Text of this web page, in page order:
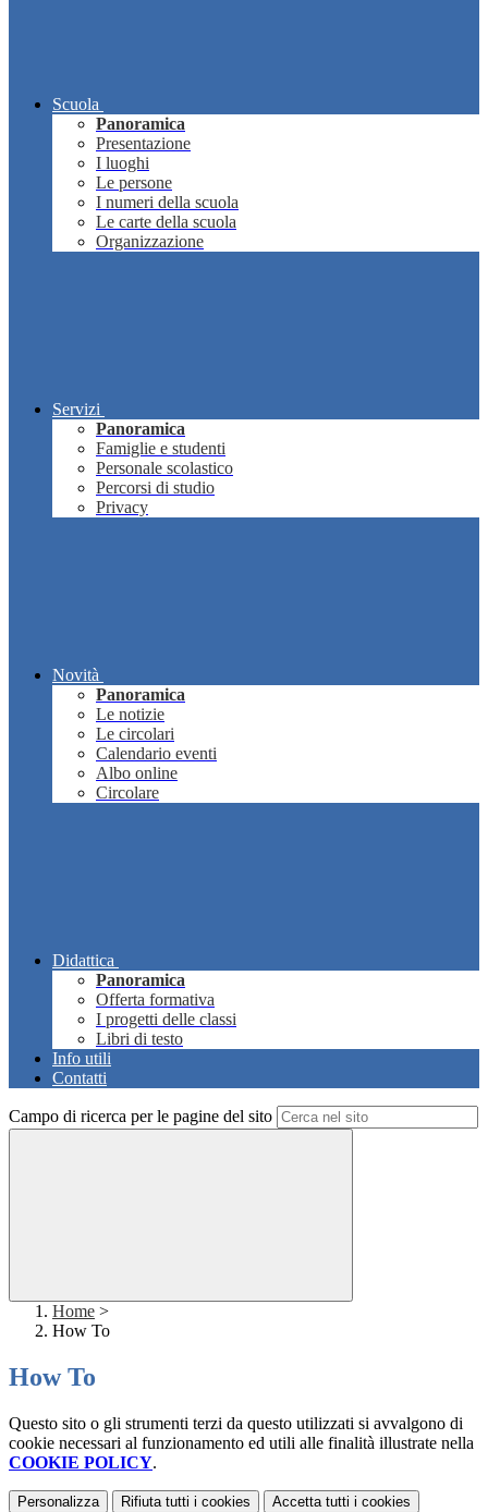
Scuola
Panoramica
Presentazione
I luoghi
Le persone
I numeri della scuola
Le carte della scuola
Organizzazione
Servizi
Panoramica
Famiglie e studenti
Personale scolastico
Percorsi di studio
Privacy
Novità
Panoramica
Le notizie
Le circolari
Calendario eventi
Albo online
Circolare
Didattica
Panoramica
Offerta formativa
I progetti delle classi
Libri di testo
Info utili
Contatti
Campo di ricerca per le pagine del sito
Home >
How To
How To
Questo sito o gli strumenti terzi da questo utilizzati si avvalgono di
cookie necessari al funzionamento ed utili alle finalità illustrate nella
COOKIE POLICY.
Personalizza Rifiuta tutti i cookies Accetta tutti i cookies